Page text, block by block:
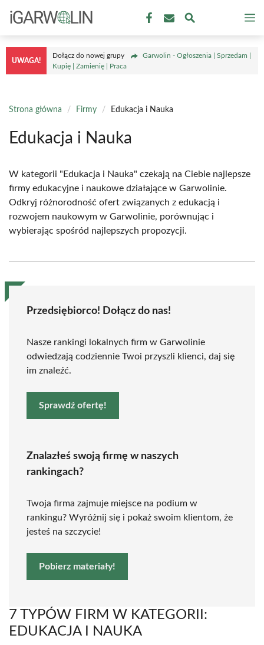
treści
UWAGA!
Dołącz do nowej grupy
Garwolin - Ogłoszenia | Sprzedam |
Kupię | Zamienię | Praca
Strona główna / Firmy / Edukacja i Nauka
Edukacja i Nauka
W kategorii "Edukacja i Nauka" czekają na Ciebie najlepsze
firmy edukacyjne i naukowe działające w Garwolinie.
Odkryj różnorodność ofert związanych z edukacją i
rozwojem naukowym w Garwolinie, porównując i
wybierając spośród najlepszych propozycji.
Przedsiębiorco! Dołącz do nas!
Nasze rankingi lokalnych firm w Garwolinie
odwiedzają codziennie Twoi przyszli klienci, daj się
im znaleźć.
Sprawdź ofertę!
Znalazłeś swoją firmę w naszych
rankingach?
Twoja firma zajmuje miejsce na podium w
rankingu? Wyróżnij się i pokaż swoim klientom, że
jesteś na szczycie!
Pobierz materiały!
7 TYPÓW FIRM W KATEGORII:
EDUKACJA I NAUKA